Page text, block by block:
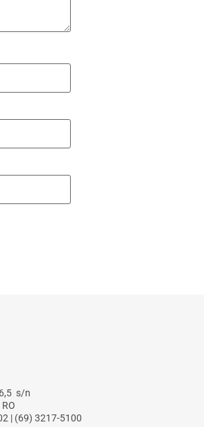
s/n
| (69) 3217-5100